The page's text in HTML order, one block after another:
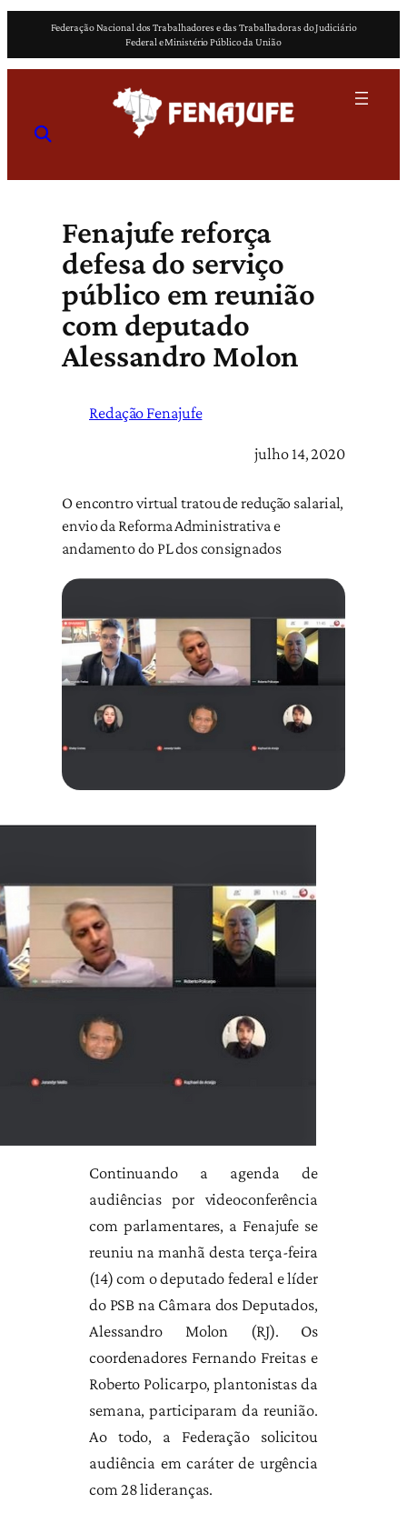
o
Federação Nacional dos Trabalhadores e das Trabalhadoras do Judiciário
Federal e Ministério Público da União
Fenajufe reforça
defesa do serviço
público em reunião
com deputado
Alessandro Molon
Redação Fenajufe
julho 14, 2020
O encontro virtual tratou de redução salarial,
envio da Reforma Administrativa e
andamento do PL dos consignados
Continuando a agenda de
audiências por videoconferência
com parlamentares, a Fenajufe se
reuniu na manhã desta terça-feira
(14) com o deputado federal e líder
do PSB na Câmara dos Deputados,
Alessandro Molon (RJ). Os
coordenadores Fernando Freitas e
Roberto Policarpo, plantonistas da
semana, participaram da reunião.
Ao todo, a Federação solicitou
audiência em caráter de urgência
com 28 lideranças.